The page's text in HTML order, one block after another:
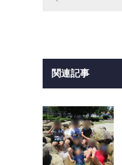
関連記事